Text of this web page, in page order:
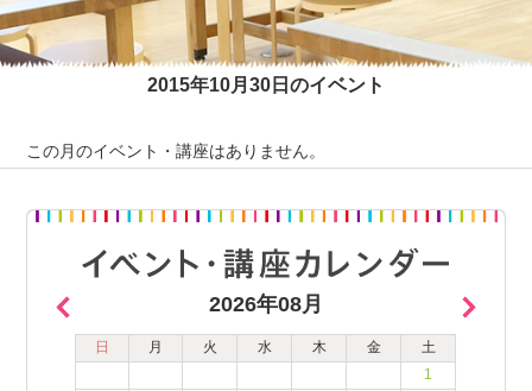
2015年10月30日のイベント
この月のイベント・講座はありません。
2026年08月
日 月 火 水 木 金
土
1